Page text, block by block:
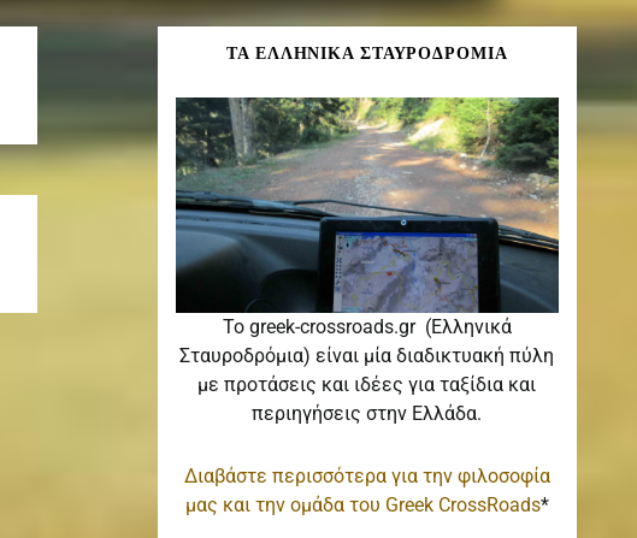
ΤΑ ΕΛΛΗΝΙΚΑ ΣΤΑΥΡΟΔΡΟΜΙΑ
Το greek-crossroads.gr (Ελληνικά
Σταυροδρόμια) είναι μία διαδικτυακή πύλη
με προτάσεις και ιδέες για ταξίδια και
περιηγήσεις στην Ελλάδα.
Διαβάστε περισσότερα για την φιλοσοφία
μας και την ομάδα του Greek CrossRoads*